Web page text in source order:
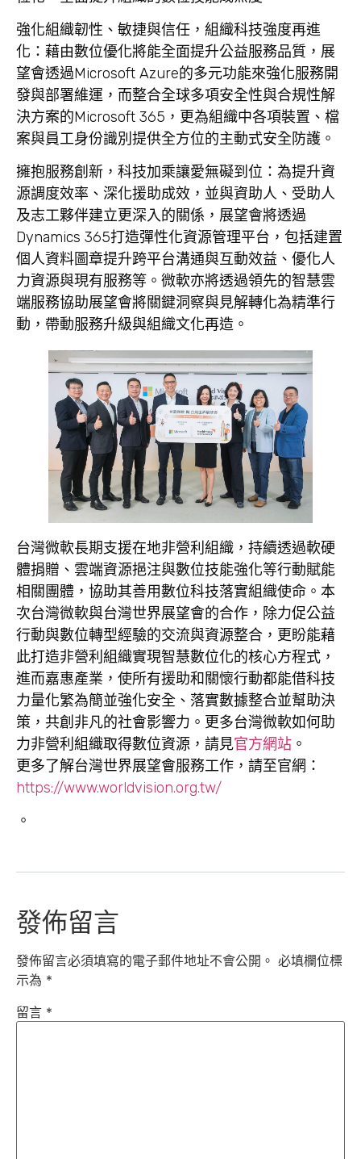
強化組織韌性、敏捷與信任，組織科技強度再進
化： 藉由數位優化將能全面提升公益服務品質，展
望會透過Microsoft Azure的多元功能來強化服務開
發與部署維運，而整合全球多項安全性與合規性解
決方案的Microsoft 365，更為組織中各項裝置、檔
案與員工身份識別提供全方位的主動式安全防護。
擁抱服務創新，科技加乘讓愛無礙到位： 為提升資
源調度效率、深化援助成效，並與資助人、受助人
及志工夥伴建立更深入的關係，展望會將透過
Dynamics 365打造彈性化資源管理平台，包括建置
個人資料圖章提升跨平台溝通與互動效益、優化人
力資源與現有服務等。微軟亦將透過領先的智慧雲
端服務協助展望會將關鍵洞察與見解轉化為精準行
動，帶動服務升級與組織文化再造。
台灣微軟長期支援在地非營利組織，持續透過軟硬
體捐贈、雲端資源挹注與數位技能強化等行動賦能
相關團體，協助其善用數位科技落實組織使命。本
次台灣微軟與台灣世界展望會的合作，除力促公益
行動與數位轉型經驗的交流與資源整合，更盼能藉
此打造非營利組織實現智慧數位化的核心方程式 ，
進而嘉惠產業，使所有援助和關懷行動都能借科技
力量化繁為簡並強化安全、落實數據整合並幫助決
策，共創非凡的社會影響力。更多台灣微軟如何助
力非營利組織取得數位資源，請見官方網站 。
更多了解台灣世界展望會服務工作，請至官網：
https://www.worldvision.org.tw/
。
發佈留言
發佈留言必須填寫的電子郵件地址不會公開。 必填欄位標
示為 *
留言 *